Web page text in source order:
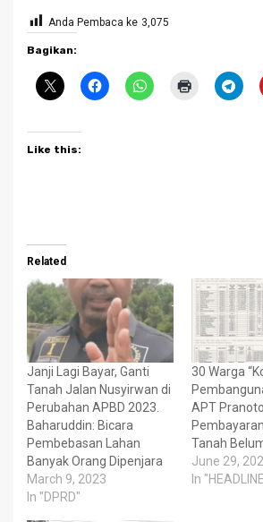
Anda Pembaca ke 3,075
Bagikan:
Like this:
Related
Janji Lagi Bayar, Ganti
Tanah Jalan Nusyirwan di
Perubahan APBD 2023.
Baharuddin: Bicara
Pembebasan Lahan
Banyak Orang Dipenjara
March 9, 2023
In "DPRD"
30 Warga
APT
Tanah
June 29,
In